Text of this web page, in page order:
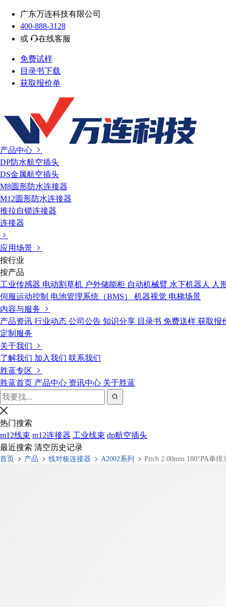
广东万连科技有限公司
400-888-3128
或
在线客服
免费试样
目录书下载
获取报价单
产品中心
DP防水航空插头
DS金属航空插头
M8圆形防水连接器
M12圆形防水连接器
推拉自锁连接器
连接器
应用场景
按行业
按产品
工业传感器 电动割草机 户外储能柜 自动机械臂 水下机器人
人
伺服运动控制 电池管理系统（BMS） 机器视觉 电梯场景
内容与服务
产品资讯 行业动态 公司公告 知识分享 目录书 免费送样 获取报
定制服务
关于我们
了解我们 加入我们 联系我们
胜蓝专区
胜蓝首页 产品中心 资讯中心 关于胜蓝
热门搜索
m12线束 m12连接器 工业线束 dp航空插头
最近搜索 清空历史记录
首页 产品 线对板连接器 A2002系列 Pitch 2.00mm 180°PA单